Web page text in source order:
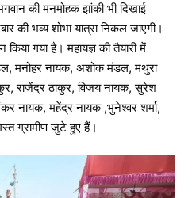
की मनमोहक झांकी भी दिखाई
की भव्य शोभा यात्रा निकल जाएगी।
गया है। महायज्ञ की तैयारी में
मनोहर नायक, अशोक मंडल, मथुरा
राजेंद्र ठाकुर, विजय नायक, सुरेश
नायक, महेंद्र नायक ,भुनेश्वर शर्मा,
ग्रामीण जुटे हुए हैं।